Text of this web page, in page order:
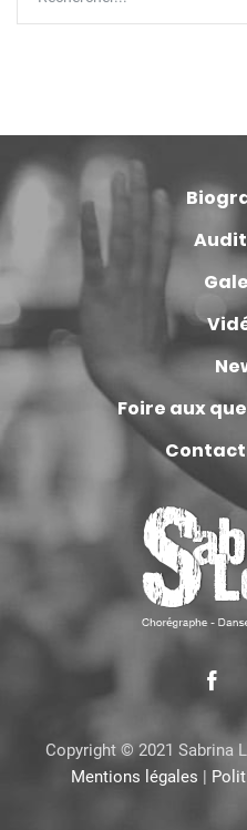
Foire aux
Copyright © 2021 Sabrina
Mentions légales |